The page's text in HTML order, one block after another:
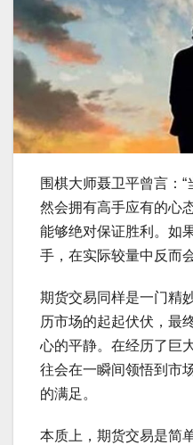
围棋大师聂卫平曾言：
然会拥有高手应有的心
能够绝对保证胜利。如
手，在实际较量中反而
期货交易同样是一门精
历市场的起起伏伏，最
心的平静。在经历了巨
往会在一瞬间领悟到市
的满足。
本质上，期货交易是简